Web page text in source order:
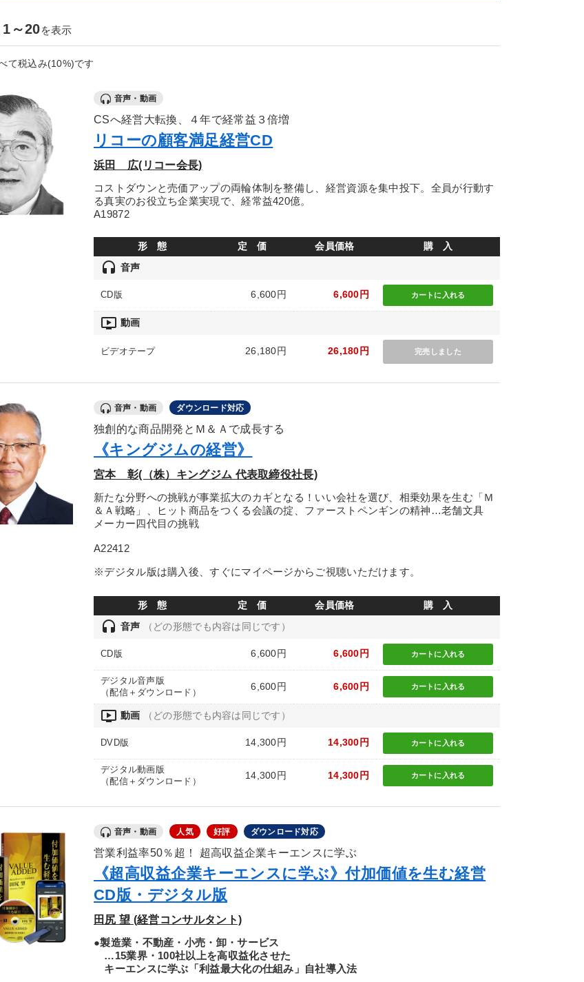
1～20を表示
て税込み(10%)です
音声・動画
CSへ経営大転換、４年で経常益３倍増
リコーの顧客満足経営CD
浜田 広(リコー会長)
コストダウンと売価アップの両輪体制を整備し、経営資源を集中投下。全員が行動す
る真実のお役立ち企業実現で、経常益420億。
A19872
形 態 定 価 会員価格 購 入
headset 音声
CD版 6,600円 6,600円 カートに 入れる
ondemand_video 動画
ビデオテープ 26,180円 26,180円 完売しました
音声・動画 ダウンロード対応
独創的な商品開発とＭ＆Ａで成長する
《キングジムの経営》
宮本 彰(（株）キングジム 代表取締役社長)
新たな分野への挑戦が事業拡大のカギとなる！いい会社を選び、相乗効果を生む「Ｍ
＆Ａ戦略」、ヒット商品をつくる会議の掟、ファーストペンギンの精神…老舗文具
メーカー四代目の挑戦
A22412
※デジタル版は購入後、すぐにマイページからご視聴いただけます。
形 態 定 価 会員価格 購 入
headset 音声 （どの形態でも内容は同じです）
CD版 6,600円 6,600円 カートに 入れる
デジタル音声版
（配信＋ダウンロード）
6,600円 6,600円 カートに 入れる
ondemand_video 動画 （どの形態でも内容は同じです）
DVD版 14,300円 14,300円 カートに 入れる
デジタル動画版
（配信＋ダウンロード）
14,300円 14,300円 カートに 入れる
音声・動画 人気 好評 ダウンロード対応
営業利益率50％超！ 超高収益企業キーエンスに学ぶ
《超高収益企業キーエンスに学ぶ》付加価値を生む経営
CD版・デジタル版
田尻 望 (経営コンサルタント)
●製造業・不動産・小売・卸・サービス
…15業界・100社以上を高収益化させた
キーエンスに学ぶ「利益最大化の仕組み」自社導入法